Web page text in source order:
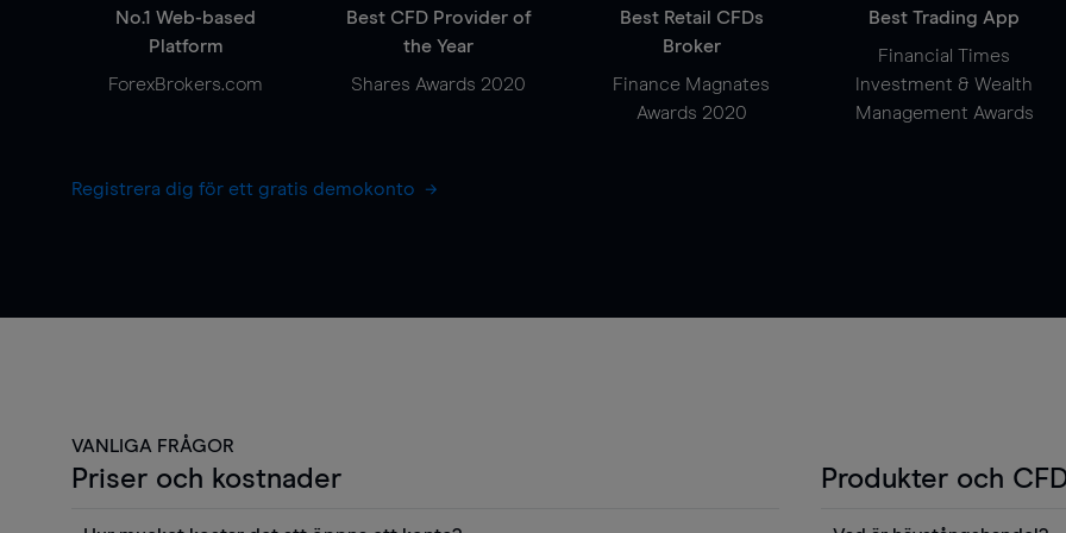
No.1 Web-based
Platform
ForexBrokers.com
Best CFD Provider of
the Year
Shares Awards 2020
Best Retail CFDs
Broker
Finance Magnates
Awards 2020
Best Trading App
Financial Times
Investment & Wealth
Management Awards
Registrera dig för ett gratis demokonto
VANLIGA FRÅGOR
Priser och kostnader Produkter och